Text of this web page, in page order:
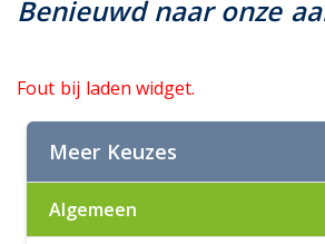
Benieuwd naar onze
Fout bij laden widget.
Meer Keuzes
Algemeen